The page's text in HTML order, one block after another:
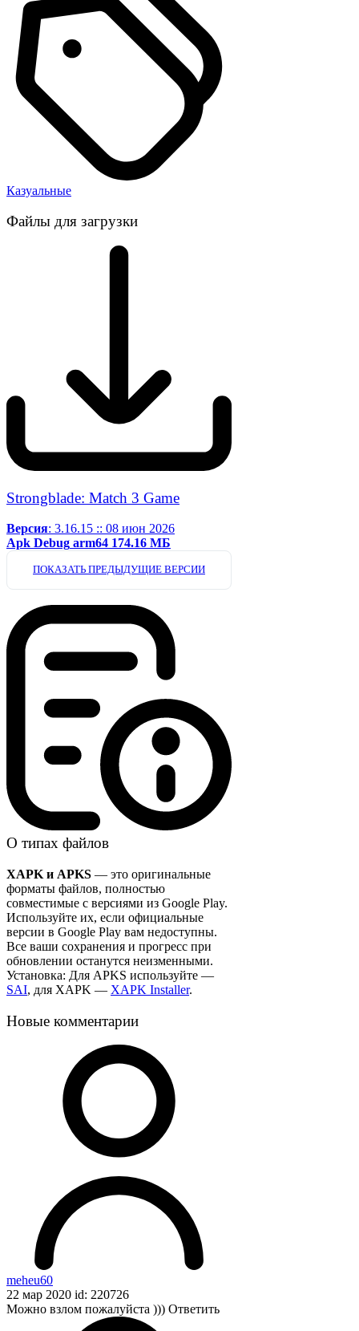
Казуальные
Файлы для загрузки
Strongblade: Match 3 Game
Версия: 3.16.15 :: 08 июн 2026
Apk Debug arm64 174.16 МБ
ПОКАЗАТЬ ПРЕДЫДУЩИЕ ВЕРСИИ
О типах файлов
XAPK и APKS — это оригинальные
форматы файлов, полностью
совместимые с версиями из Google Play.
Используйте их, если официальные
версии в Google Play вам недоступны.
Все ваши сохранения и прогресс при
обновлении останутся неизменными.
Установка: Для APKS используйте —
SAI, для XAPK — XAPK Installer.
Новые комментарии
meheu60
22 мар 2020 id: 220726
Можно взлом пожалуйста ))) Ответить